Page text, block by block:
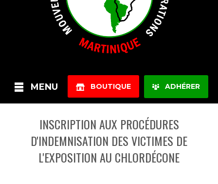
ADHÉRER
BOUTIQUE
MENU
INSCRIPTION AUX PROCÉDURES
D'INDEMNISATION DES VICTIMES DE
L'EXPOSITION AU CHLORDÉCONE